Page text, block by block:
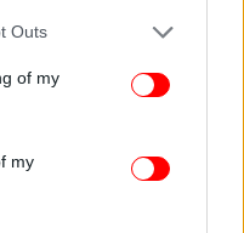
one or more Google
You may click to
its third-party tags to
in below Google
Outs
of my
my